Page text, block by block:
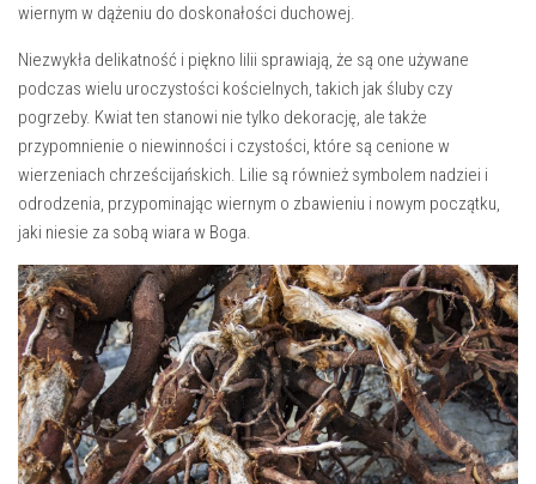
wiernym w dążeniu do doskonałości duchowej.
Niezwykła delikatność i ⁤piękno​ lilii sprawiają, że są one używane
podczas wielu uroczystości kościelnych, ⁣takich jak śluby czy
pogrzeby. Kwiat ten‌ stanowi nie tylko dekorację, ale także
⁤przypomnienie ​o niewinności i​ czystości, które są ‌cenione w​
wierzeniach‍ chrześcijańskich. Lilie​ są⁤ również symbolem nadziei i
odrodzenia, przypominając wiernym o zbawieniu i nowym początku,⁢
jaki niesie za⁤ sobą wiara w Boga.